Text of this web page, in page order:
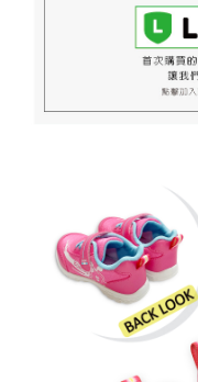
請求用戶進行身份認證。
５．嚴禁一人註冊多個帳號
恩沛科技股份有限公司將有